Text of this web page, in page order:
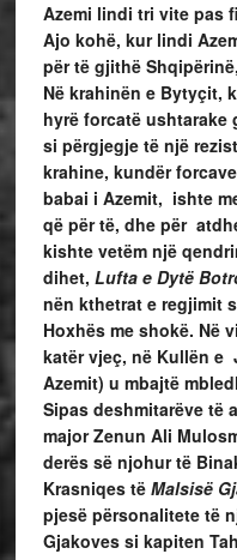
Azemi lindi tri vite pas
Ajo kohë, kur lindi
për të gjithë
Në krahinën e Bytyçit,
hyrë forcatë ushtarake
si përgjegje të një
krahine, kundër
babai i Azemit, ishte
që për të, dhe për
kishte vetëm një
dihet, Lufta e Dytë
nën kthetrat e regjimit
Hoxhës me shokë. Në
katër vjeç, në Kullën e
Azemit) u mbajtë
Sipas deshmitarëve të
major Zenun Ali
derës së njohur të
Krasniqes të Malsisë
pjesë përsonalitete të
Gjakoves si kapiten